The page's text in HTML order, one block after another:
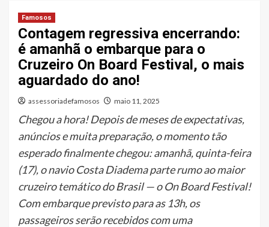
Famosos
Contagem regressiva encerrando:
é amanhã o embarque para o
Cruzeiro On Board Festival, o mais
aguardado do ano!
assessoriadefamosos maio 11, 2025
Chegou a hora! Depois de meses de expectativas,
anúncios e muita preparação, o momento tão
esperado finalmente chegou: amanhã, quinta-feira
(17), o navio Costa Diadema parte rumo ao maior
cruzeiro temático do Brasil — o On Board Festival!
Com embarque previsto para as 13h, os
passageiros serão recebidos com uma